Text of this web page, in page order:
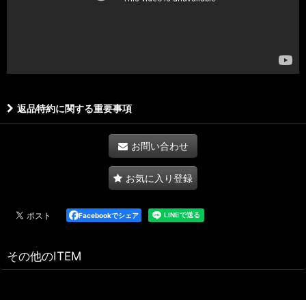
返品特約に関する重要事項
お問い合わせ
お気に入り登録
Facebookでシェア
その他のITEM